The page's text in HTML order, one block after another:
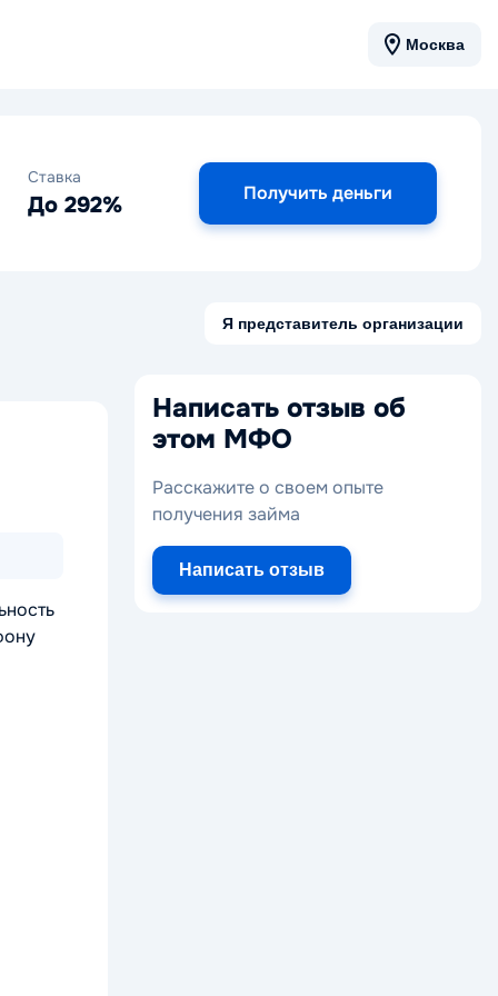
Москва
Ставка
До 292% Получить деньги
Я представитель организации
Написать отзыв об
этом МФО
Расскажите о своем опыте
получения займа
Написать отзыв